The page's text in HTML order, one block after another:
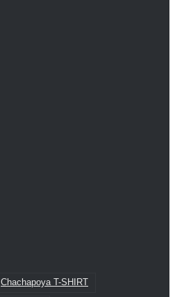
Chachapoya T-SHIRT